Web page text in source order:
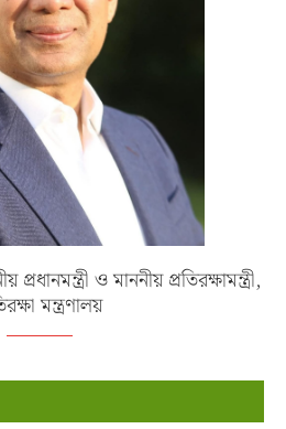
ও মাননীয় প্রতিরক্ষামন্ত্রী,
মন্ত্রণালয়